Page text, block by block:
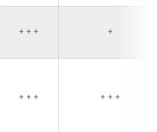
+ + + +
+ + + + + +